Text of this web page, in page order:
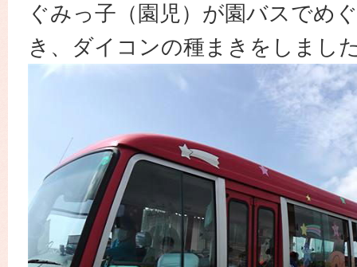
ぐみっ子（園児）が園バスでめ
き、ダイコンの種まきをしまし